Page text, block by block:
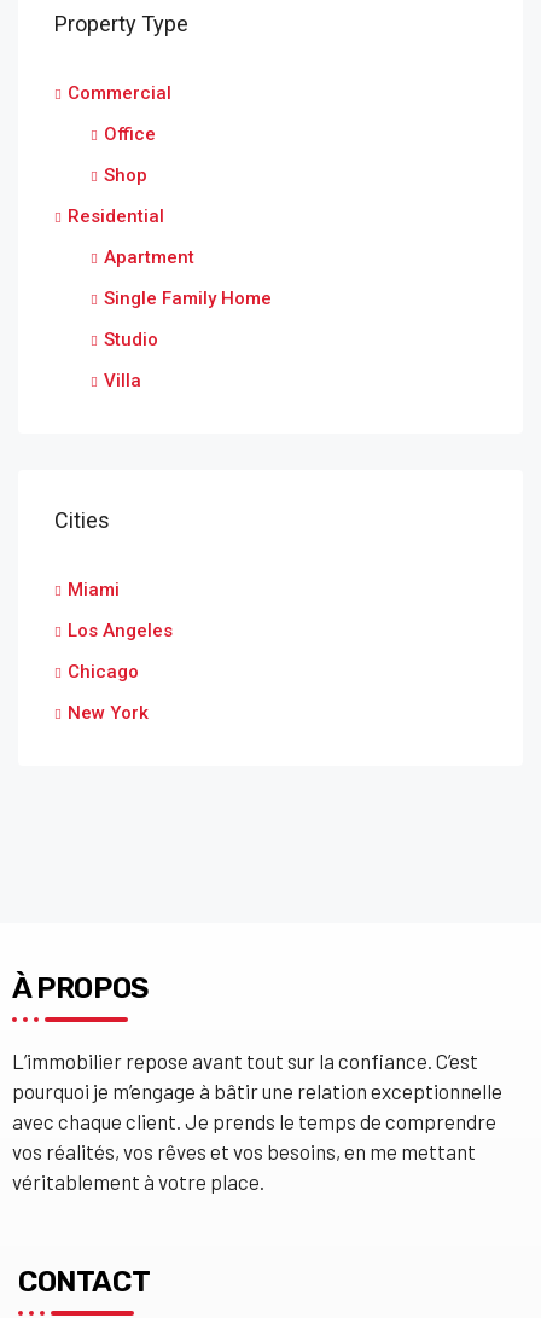
Property Type
Commercial
Office
Shop
Residential
Apartment
Single Family Home
Studio
Villa
Cities
Miami
Los Angeles
Chicago
New York
À PROPOS
L’immobilier repose avant tout sur la confiance. C’est
pourquoi je m’engage à bâtir une relation exceptionnelle
avec chaque client. Je prends le temps de comprendre
vos réalités, vos rêves et vos besoins, en me mettant
véritablement à votre place.
CONTACT